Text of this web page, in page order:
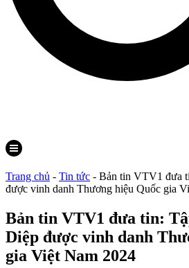
Trang chủ - Tin tức - Bản tin VTV1 đưa
được vinh danh Thương hiệu Quốc gia
Bản tin VTV1 đưa tin:
Diệp được vinh danh
gia Việt Nam 2024